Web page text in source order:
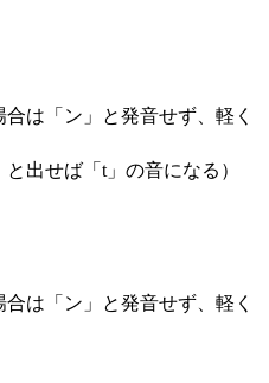
は「ン」と発音せず、軽く
出せば「t」の音になる）
は「ン」と発音せず、軽く